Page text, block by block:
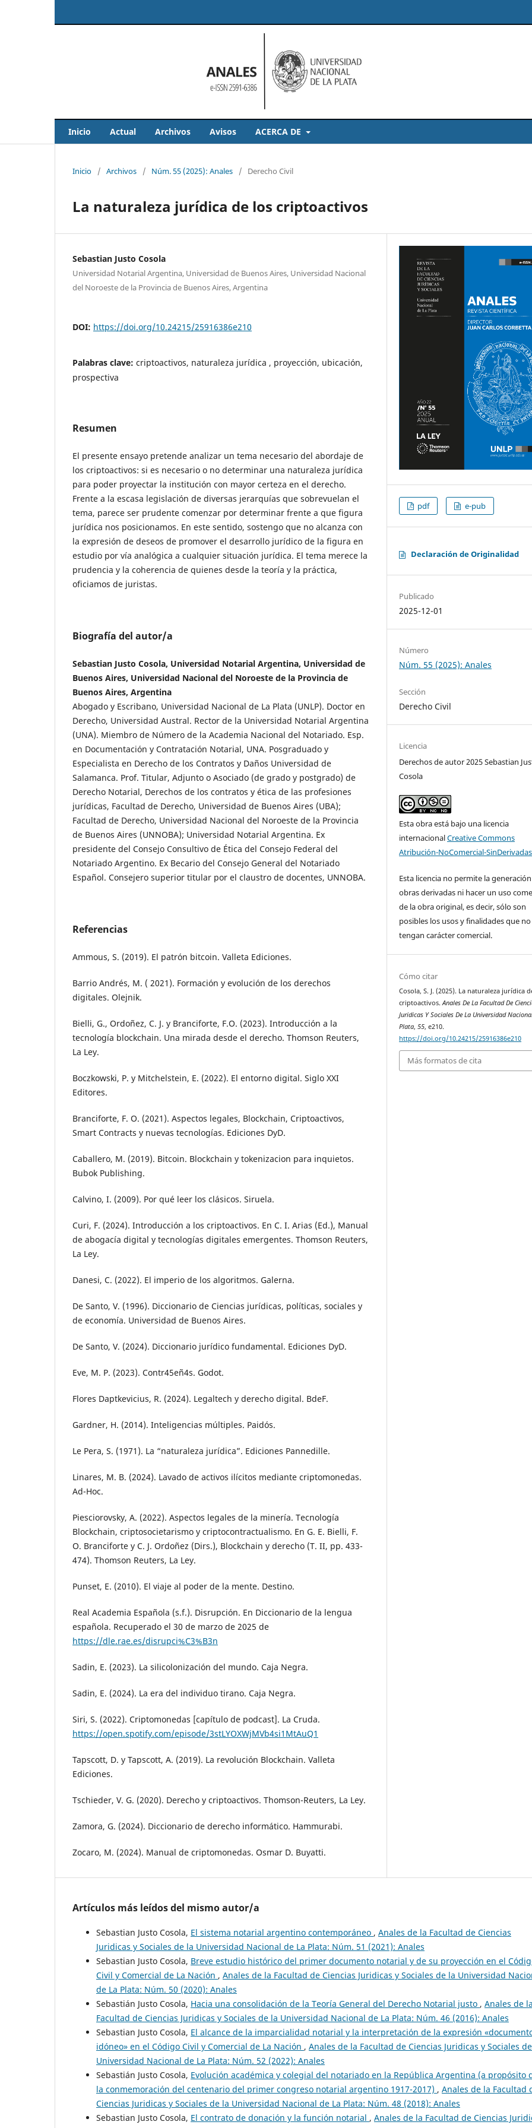
Inicio Actual Archivos Avisos ACERCA DE
Inicio / Archivos / Núm. 55 (2025): Anales / Derecho Civil
La naturaleza jurídica de los criptoactivos
Sebastian Justo Cosola
Universidad Notarial Argentina, Universidad de Buenos Aires, Universidad Nacional
del Noroeste de la Provincia de Buenos Aires, Argentina
DOI: https://doi.org/10.24215/25916386e210
Palabras clave: criptoactivos, naturaleza jurídica , proyección, ubicación,
prospectiva
Resumen
El presente ensayo pretende analizar un tema necesario del abordaje de
los criptoactivos: si es necesario o no determinar una naturaleza jurídica
para poder proyectar la institución con mayor certeza en el derecho.
Frente a la escasa legislación de diversas jerarquías que sobrevuelan el
tema, parece ser prudente comenzar por determinar frente a que figura
jurídica nos posicionamos. En este sentido, sostengo que no alcanza con
la expresión de deseos de promover el desarrollo jurídico de la figura en
estudio por vía analógica a cualquier situación jurídica. El tema merece la
prudencia y la coherencia de quienes desde la teoría y la práctica,
oficiamos de juristas.
Biografía del autor/a
Sebastian Justo Cosola, Universidad Notarial Argentina, Universidad de
Buenos Aires, Universidad Nacional del Noroeste de la Provincia de
Buenos Aires, Argentina
Abogado y Escribano, Universidad Nacional de La Plata (UNLP). Doctor en
Derecho, Universidad Austral. Rector de la Universidad Notarial Argentina
(UNA). Miembro de Número de la Academia Nacional del Notariado. Esp.
en Documentación y Contratación Notarial, UNA. Posgraduado y
Especialista en Derecho de los Contratos y Daños Universidad de
Salamanca. Prof. Titular, Adjunto o Asociado (de grado y postgrado) de
Derecho Notarial, Derechos de los contratos y ética de las profesiones
jurídicas, Facultad de Derecho, Universidad de Buenos Aires (UBA);
Facultad de Derecho, Universidad Nacional del Noroeste de la Provincia
de Buenos Aires (UNNOBA); Universidad Notarial Argentina. Ex
presidente del Consejo Consultivo de Ética del Consejo Federal del
Notariado Argentino. Ex Becario del Consejo General del Notariado
Español. Consejero superior titular por el claustro de docentes, UNNOBA.
Referencias
Ammous, S. (2019). El patrón bitcoin. Valleta Ediciones.
Barrio Andrés, M. ( 2021). Formación y evolución de los derechos
digitales. Olejnik.
Bielli, G., Ordoñez, C. J. y Branciforte, F.O. (2023). Introducción a la
tecnología blockchain. Una mirada desde el derecho. Thomson Reuters,
La Ley.
Boczkowski, P. y Mitchelstein, E. (2022). El entorno digital. Siglo XXI
Editores.
Branciforte, F. O. (2021). Aspectos legales, Blockchain, Criptoactivos,
Smart Contracts y nuevas tecnologías. Ediciones DyD.
Caballero, M. (2019). Bitcoin. Blockchain y tokenizacion para inquietos.
Bubok Publishing.
Calvino, I. (2009). Por qué leer los clásicos. Siruela.
Curi, F. (2024). Introducción a los criptoactivos. En C. I. Arias (Ed.), Manual
de abogacía digital y tecnologías digitales emergentes. Thomson Reuters,
La Ley.
Danesi, C. (2022). El imperio de los algoritmos. Galerna.
De Santo, V. (1996). Diccionario de Ciencias jurídicas, políticas, sociales y
de economía. Universidad de Buenos Aires.
De Santo, V. (2024). Diccionario jurídico fundamental. Ediciones DyD.
Eve, M. P. (2023). Contr45eñ4s. Godot.
Flores Daptkevicius, R. (2024). Legaltech y derecho digital. BdeF.
Gardner, H. (2014). Inteligencias múltiples. Paidós.
Le Pera, S. (1971). La “naturaleza jurídica”. Ediciones Pannedille.
Linares, M. B. (2024). Lavado de activos ilícitos mediante criptomonedas.
Ad-Hoc.
Piesciorovsky, A. (2022). Aspectos legales de la minería. Tecnología
Blockchain, criptosocietarismo y criptocontractualismo. En G. E. Bielli, F.
O. Branciforte y C. J. Ordoñez (Dirs.), Blockchain y derecho (T. II, pp. 433-
474). Thomson Reuters, La Ley.
Punset, E. (2010). El viaje al poder de la mente. Destino.
Real Academia Española (s.f.). Disrupción. En Diccionario de la lengua
española. Recuperado el 30 de marzo de 2025 de
https://dle.rae.es/disrupci%C3%B3n
Sadin, E. (2023). La silicolonización del mundo. Caja Negra.
Sadin, E. (2024). La era del individuo tirano. Caja Negra.
Siri, S. (2022). Criptomonedas [capítulo de podcast]. La Cruda.
https://open.spotify.com/episode/3stLYOXWjMVb4si1MtAuQ1
Tapscott, D. y Tapscott, A. (2019). La revolución Blockchain. Valleta
Ediciones.
Tschieder, V. G. (2020). Derecho y criptoactivos. Thomson-Reuters, La Ley.
Zamora, G. (2024). Diccionario de derecho informático. Hammurabi.
Zocaro, M. (2024). Manual de criptomonedas. Osmar D. Buyatti.
pdf e-pub
Declaración de Originalidad
Publicado
2025-12-01
Número
Núm. 55 (2025): Anales
Sección
Derecho Civil
Licencia
Derechos de autor 2025 Sebastian
Cosola
Esta obra está bajo una licencia
internacionalCreative Commons
Atribución-NoComercial-
Esta licencia no permite la
obras derivadas ni hacer un uso
de la obra original, es decir, sólo son
posibles los usos y finalidades que no
tengan carácter comercial.
Cómo citar
Cosola, S. J. (2025). La naturaleza jurídica
criptoactivos.Anales De La Facultad De
Juridicas Y Sociales De La Universidad
Plata,55, e210.
https://doi.org/10.24215/25916386e210
Más formatos de cita
Artículos más leídos del mismo autor/a
Sebastian Justo Cosola, El sistema notarial argentino contemporáneo , Anales de la Facultad de Ciencias
Juridicas y Sociales de la Universidad Nacional de La Plata: Núm. 51 (2021): Anales
Sebastian Justo Cosola, Breve estudio histórico del primer documento notarial y de su proyección en el
Civil y Comercial de La Nación , Anales de la Facultad de Ciencias Juridicas y Sociales de la Universidad
de La Plata: Núm. 50 (2020): Anales
Sebastián Justo Cosola, Hacia una consolidación de la Teoría General del Derecho Notarial justo , Anales de
Facultad de Ciencias Juridicas y Sociales de la Universidad Nacional de La Plata: Núm. 46 (2016): Anales
Sebastian Justo Cosola, El alcance de la imparcialidad notarial y la interpretación de la expresión
idóneo» en el Código Civil y Comercial de La Nación , Anales de la Facultad de Ciencias Juridicas y Sociales
Universidad Nacional de La Plata: Núm. 52 (2022): Anales
Sebastián Justo Cosola, Evolución académica y colegial del notariado en la República Argentina (a propósito
la conmemoración del centenario del primer congreso notarial argentino 1917-2017) , Anales de la Facultad
Ciencias Juridicas y Sociales de la Universidad Nacional de La Plata: Núm. 48 (2018): Anales
Sebastian Justo Cosola, El contrato de donación y la función notarial , Anales de la Facultad de Ciencias